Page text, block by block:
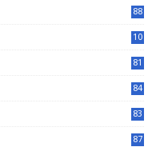
88
10
81
84
83
87